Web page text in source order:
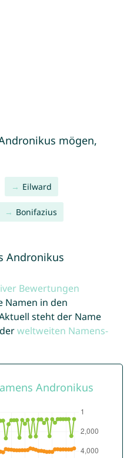
mögen,
Eilward
Bonifazius
Andronikus
Bewertungen
Namen in den
steht der Name
weltweiten Namens-